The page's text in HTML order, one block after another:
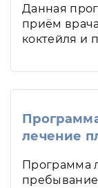
Данная
приём
коктейля и
лечение
Программа
пребывание